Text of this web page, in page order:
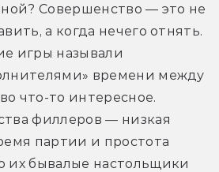
Совершенство — это не
а когда нечего отнять.
игры называли
времени между
что-то интересное.
филлеров — низкая
партии и простота
их бывалые настольщики